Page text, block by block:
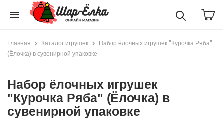
menu
Главная Каталог игрушек
Набор ёлочных игрушек "Курочка Ряба"
(Ёлочка) в сувенирной упаковке
Набор ёлочных игрушек
"Курочка Ряба" (Ёлочка) в
сувенирной упаковке